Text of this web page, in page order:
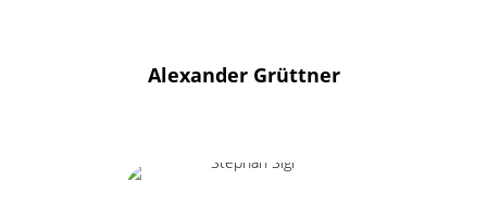
Alexander Grüttner